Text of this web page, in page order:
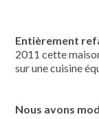
Entièrement
2011 cette
sur une cuisine
Nous avons